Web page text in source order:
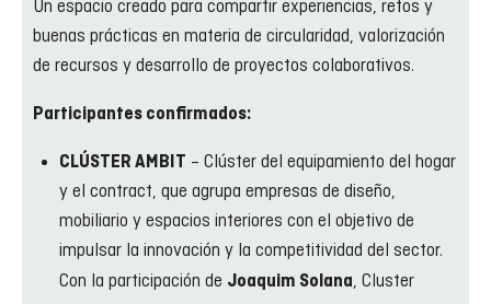
Un espacio creado para compartir experiencias, retos y
buenas prácticas en materia de circularidad, valorización
de recursos y desarrollo de proyectos colaborativos.
Participantes confirmados:
CLÚSTER AMBIT – Clúster del equipamiento del hogar
y el contract, que agrupa empresas de diseño,
mobiliario y espacios interiores con el objetivo de
impulsar la innovación y la competitividad del sector.
Con la participación de Joaquim Solana, Cluster